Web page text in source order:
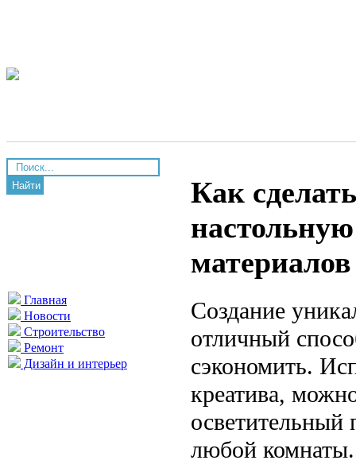
Найти
Главная
Новости
Строительство
Ремонт
Дизайн и интерьер
Как
материалов
Создание
отличный
сэкономить.
креатива,
осветительный
любой комнаты.